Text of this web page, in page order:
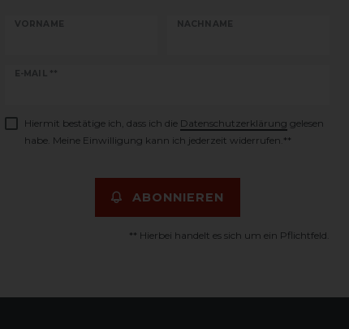
VORNAME NACHNAME
E-MAIL **
Newsletter
Hiermit bestätige ich, dass ich die Daten­schutz­erklärung gelesen
habe. Meine Einwilligung kann ich jederzeit widerrufen.**
ABONNIEREN
** Hierbei handelt es sich um ein Pflichtfeld.